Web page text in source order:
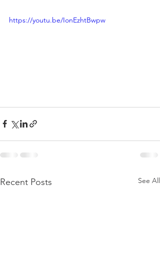
https://youtu.be/IonEzhtBwpw
Recent Posts See All